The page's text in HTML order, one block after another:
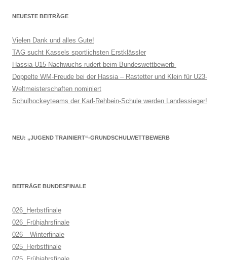
NEUESTE BEITRÄGE
Vielen Dank und alles Gute!
TAG sucht Kassels sportlichsten Erstklässler
Hassia-U15-Nachwuchs rudert beim Bundeswettbewerb
Doppelte WM-Freude bei der Hassia – Rastetter und Klein für U23-
Weltmeisterschaften nominiert
Schulhockeyteams der Karl-Rehbein-Schule werden Landessieger!
NEU: „JUGEND TRAINIERT“-GRUNDSCHULWETTBEWERB
BEITRÄGE BUNDESFINALE
026_Herbstfinale
026_Frühjahrsfinale
026__Winterfinale
025_Herbstfinale